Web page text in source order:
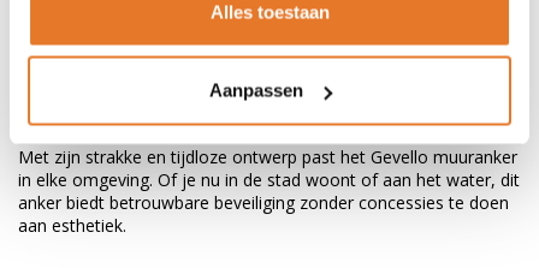
Alles toestaan
Aanpassen
Materiaal:304 RVS voor maximale corrosiebestendigheid
Installatie:Slechts één boorgat van 14 mm nodig
M10 metrisch schroefdraad voor stevige
Toepassing:Ideaal voor fietsen, scooters, boten en meer
Met zijn strakke en tijdloze ontwerp past het Gevello muuranker
in elke omgeving. Of je nu in de stad woont of aan het water, dit
anker biedt betrouwbare beveiliging zonder concessies te doen
aan esthetiek.